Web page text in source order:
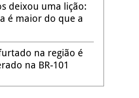
deixou uma lição:
é maior do que a
na região é
na BR-101